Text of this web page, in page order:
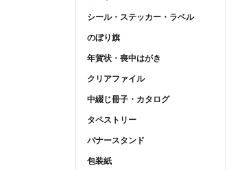
シール・ステッカー・ラベル
のぼり旗
年賀状・喪中はがき
クリアファイル
中綴じ冊子・カタログ
タペストリー
バナースタンド
包装紙